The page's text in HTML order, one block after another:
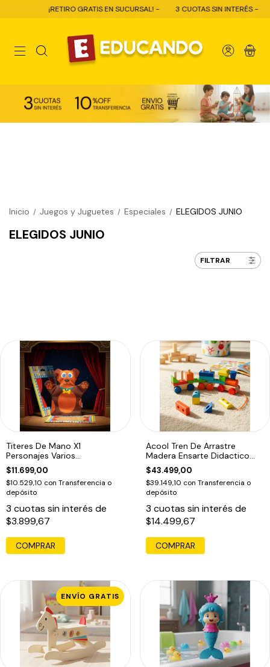
¡RETIRO GRATIS EN SUCURSAL! - 3 CUOTAS SIN INTERÉS - 10%
0
Inicio / Juegos y Juguetes / Especiales / ELEGIDOS JUNIO
ELEGIDOS JUNIO
FILTRAR
Titeres De Mano X1
Personajes Varios
Dramatizacion Educando
$11.699,00
$10.529,10 con Transferencia o
depósito
3 cuotas sin interés de
$3.899,67
COMPRAR
Acool Tren De Arrastre
Madera Ensarte Didactico
Ac7621
$43.499,00
$39.149,10 con Transferencia o
depósito
3 cuotas sin interés de
$14.499,67
ENVÍO GRATIS